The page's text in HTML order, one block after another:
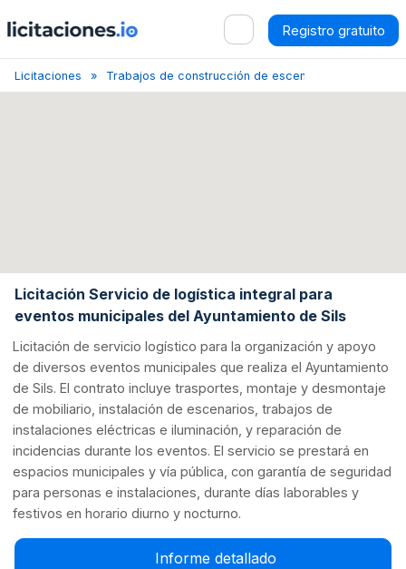
Registro gratuito
Licitaciones Trabajos de construcción de escenarios
Licitación Servicio de logística integral para
eventos municipales del Ayuntamiento de Sils
Licitación de servicio logístico para la organización y apoyo
de diversos eventos municipales que realiza el Ayuntamiento
de Sils. El contrato incluye trasportes, montaje y desmontaje
de mobiliario, instalación de escenarios, trabajos de
instalaciones eléctricas e iluminación, y reparación de
incidencias durante los eventos. El servicio se prestará en
espacios municipales y vía pública, con garantía de seguridad
para personas e instalaciones, durante días laborables y
festivos en horario diurno y nocturno.
Informe detallado